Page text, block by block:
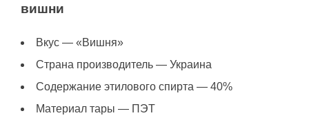
вишни
Вкус — «Вишня»
Страна производитель — Украина
Содержание этилового спирта — 40%
Материал тары — ПЭТ